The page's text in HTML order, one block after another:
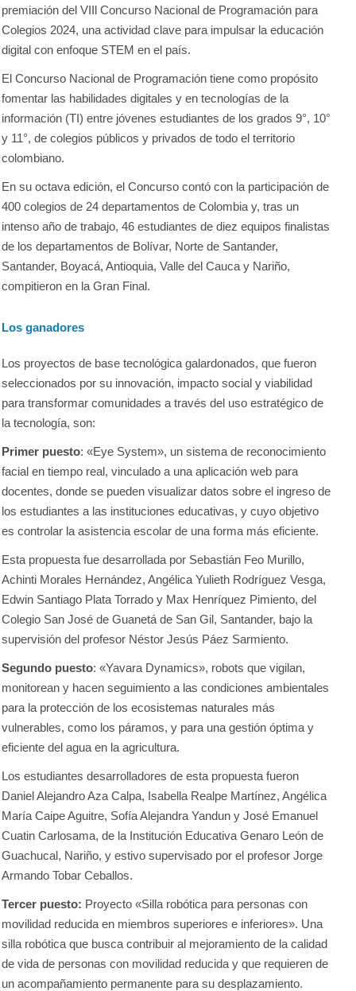
premiación del VIIl Concurso Nacional de Programación para
Colegios 2024, una actividad clave para impulsar la educación
digital con enfoque STEM en el país.
El Concurso Nacional de Programación tiene como propósito
fomentar las habilidades digitales y en tecnologías de la
información (TI) entre jóvenes estudiantes de los grados 9°, 10°
y 11°, de colegios públicos y privados de todo el territorio
colombiano.
En su octava edición, el Concurso contó con la participación de
400 colegios de 24 departamentos de Colombia y, tras un
intenso año de trabajo, 46 estudiantes de diez equipos finalistas
de los departamentos de Bolívar, Norte de Santander,
Santander, Boyacá, Antioquia, Valle del Cauca y Nariño,
compitieron en la Gran Final.
Los ganadores
Los proyectos de base tecnológica galardonados, que fueron
seleccionados por su innovación, impacto social y viabilidad
para transformar comunidades a través del uso estratégico de
la tecnología, son:
Primer puesto: «Eye System», un sistema de reconocimiento
facial en tiempo real, vinculado a una aplicación web para
docentes, donde se pueden visualizar datos sobre el ingreso de
los estudiantes a las instituciones educativas, y cuyo objetivo
es controlar la asistencia escolar de una forma más eficiente.
Esta propuesta fue desarrollada por Sebastián Feo Murillo,
Achinti Morales Hernández, Angélica Yulieth Rodríguez Vesga,
Edwin Santiago Plata Torrado y Max Henríquez Pimiento, del
Colegio San José de Guanetá de San Gil, Santander, bajo la
supervisión del profesor Néstor Jesús Páez Sarmiento.
Segundo puesto: «Yavara Dynamics», robots que vigilan,
monitorean y hacen seguimiento a las condiciones ambientales
para la protección de los ecosistemas naturales más
vulnerables, como los páramos, y para una gestión óptima y
eficiente del agua en la agricultura.
Los estudiantes desarrolladores de esta propuesta fueron
Daniel Alejandro Aza Calpa, Isabella Realpe Martínez, Angélica
María Caipe Aguitre, Sofía Alejandra Yandun y José Emanuel
Cuatin Carlosama, de la Institución Educativa Genaro León de
Guachucal, Nariño, y estivo supervisado por el profesor Jorge
Armando Tobar Ceballos.
Tercer puesto: Proyecto «Silla robótica para personas con
movilidad reducida en miembros superiores e inferiores». Una
silla robótica que busca contribuir al mejoramiento de la calidad
de vida de personas con movilidad reducida y que requieren de
un acompañamiento permanente para su desplazamiento.